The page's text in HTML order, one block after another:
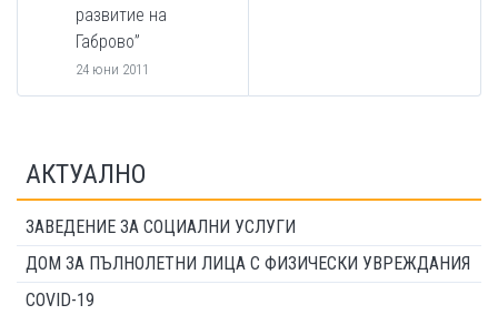
развитие на
Габрово”
24 юни 2011
АКТУАЛНО
ЗАВЕДЕНИЕ ЗА СОЦИАЛНИ УСЛУГИ
ДОМ ЗА ПЪЛНОЛЕТНИ ЛИЦА С ФИЗИЧЕСКИ УВРЕЖДАНИЯ
COVID-19